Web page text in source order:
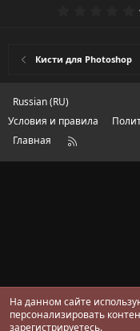
0
Кисти для Photoshop
Russian (RU)
Условия и правила
Главная
R
На данном сайте
персонализировать
зарегистрируетесь.